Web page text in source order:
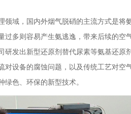
领域，国内外烟气脱硝的主流方式是将
过多则容易产生氨逃逸，带来后续的
研发出新型还原剂替代尿素等氨基还
对设备的腐蚀问题，以及传统工艺对空
绿色、环保的新型技术。